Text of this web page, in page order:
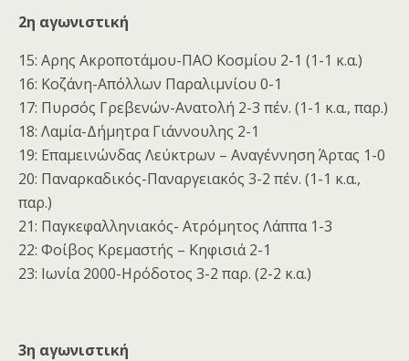
2η αγωνιστική
15: Αρης Ακροποτάμου-ΠΑΟ Κοσμίου 2-1 (1-1 κ.α.)
16: Κοζάνη-Απόλλων Παραλιμνίου 0-1
17: Πυρσός Γρεβενών-Ανατολή 2-3 πέν. (1-1 κ.α., παρ.)
18: Λαμία-Δήμητρα Γιάννουλης 2-1
19: Επαμεινώνδας Λεύκτρων – Αναγέννηση Άρτας 1-0
20: Παναρκαδικός-Παναργειακός 3-2 πέν. (1-1 κ.α.,
παρ.)
21: Παγκεφαλληνιακός- Ατρόμητος Λάππα 1-3
22: Φοίβος Κρεμαστής – Κηφισιά 2-1
23: Ιωνία 2000-Ηρόδοτος 3-2 παρ. (2-2 κ.α.)
3η αγωνιστική